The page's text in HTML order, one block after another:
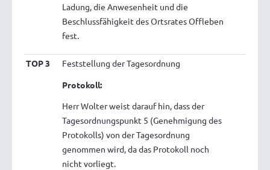
Ladung, die Anwesenheit und die
Beschlussfähigkeit des Ortsrates Offleben
fest.
TOP 3
Feststellung der Tagesordnung
Protokoll:
Herr Wolter weist darauf hin, dass der
Tagesordnungspunkt 5 (Genehmigung des
Protokolls) von der Tagesordnung
genommen wird, da das Protokoll noch
nicht vorliegt.